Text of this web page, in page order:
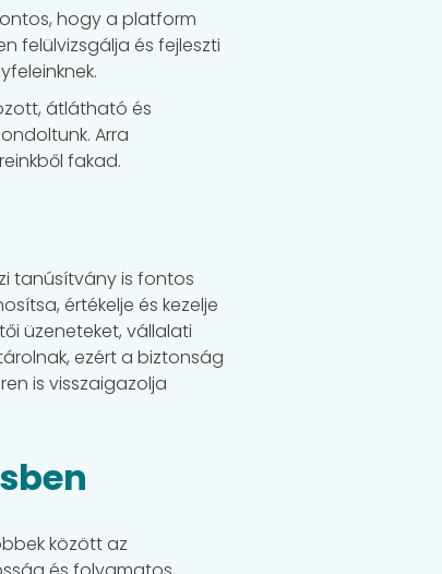
hogy a platform
felülvizsgálja és fejleszti
átlátható és
Arra
fakad.
tanúsítvány is fontos
értékelje és kezelje
üzeneteket, vállalati
ezért a biztonság
is visszaigazolja
között az